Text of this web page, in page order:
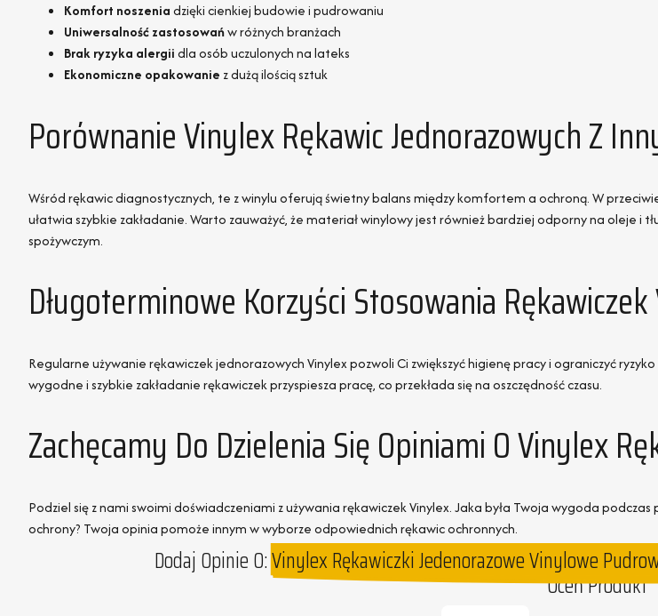
Komfort noszeniadzięki cienkiej budowie i pudrowaniu
Uniwersalność zastosowańw różnych branżach
Brak ryzyka alergiidla osób uczulonych na lateks
Ekonomiczne opakowanie z dużą ilością sztuk
Porównanie Vinylex Rękawic Jednorazowych Z
Wśród rękawic diagnostycznych, te z winylu oferują świetny balans między komfortem a ochroną. W
ułatwia szybkie zakładanie. Warto zauważyć, że materiał winylowy jest również bardziej odporny na oleje i
spożywczym.
Długoterminowe Korzyści Stosowania
Regularne używanie rękawiczek jednorazowych Vinylex pozwoli Ci zwiększyć higienę pracy i ograniczyć
wygodne i szybkie zakładanie rękawiczek przyspiesza pracę, co przekłada się na oszczędność czasu.
Zachęcamy Do Dzielenia Się Opiniami O Vinylex
Podziel się z nami swoimi doświadczeniami z używania rękawiczek Vinylex. Jaka była Twoja wygoda
ochrony? Twoja opinia pomoże innym w wyborze odpowiednich rękawic ochronnych.
Dodaj Opinie O:Vinylex Rękawiczki Jedenorazowe Vinylowe
Oceń Produkt